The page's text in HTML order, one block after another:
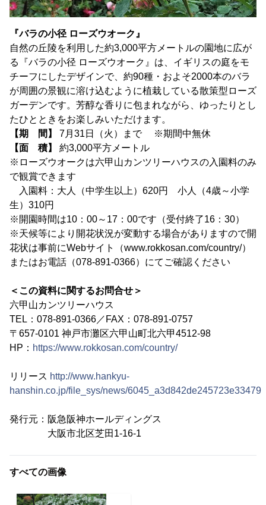
『バラの小径 ローズウオーク』
自然の丘陵を利用した約3,000平方メートルの園地に広が
る『バラの小径 ローズウオーク』は、イギリスの庭をモ
チーフにしたデザインで、約90種・およそ2000本のバラ
が周囲の景観に溶け込むように植栽している散策型ローズ
ガーデンです。芳醇な香りに包まれながら、ゆったりとし
たひとときをお楽しみいただけます。
【期 間】
7月31日（火）まで ※期間中無休
【面 積】
約3,000平方メートル
※ローズウオークは六甲山カンツリーハウスの入園料のみ
で観賞できます
入園料：大人（中学生以上）620円 小人（4歳～小学
生）310円
※開園時間は10：00～17：00です（受付終了16：30）
※天候等により開花状況が変動する場合がありますので開
花状は事前にWebサイト（www.rokkosan.com/country/）
またはお電話（078-891-0366）にてご確認ください
＜この資料に関するお問合せ＞
六甲山カンツリーハウス
TEL：078-891-0366／FAX：078-891-0757
〒657-0101 神戸市灘区六甲山町北六甲4512-98
HP： https://www.rokkosan.com/country/
リリース http://www.hankyu-
hanshin.co.jp/file_sys/news/
発行元：阪急阪神ホールディングス
大阪市北区芝田1-16-1
すべての画像